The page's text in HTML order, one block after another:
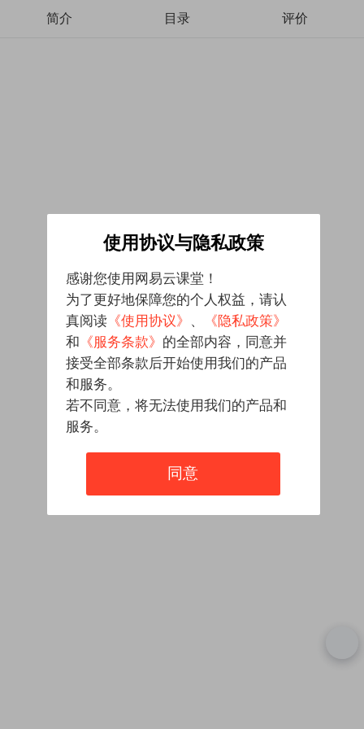
简介 目录 评价
使用协议与隐私政策
感谢您使用网易云课堂！
为了更好地保障您的个人权益，请认
真阅读 《使用协议》 、
《隐私政策》
和 《服务条款》 的全部内容，同意并
接受全部条款后开始使用我们的产品
和服务。
若不同意，将无法使用我们的产品和
服务。
同意